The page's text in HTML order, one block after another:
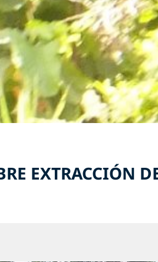
EXTRACCIÓN